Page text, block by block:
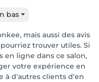
bas
mais aussi des avis
trouver utiles. Si
en ligne dans ce salon,
votre expérience en
à d'autres clients d'en